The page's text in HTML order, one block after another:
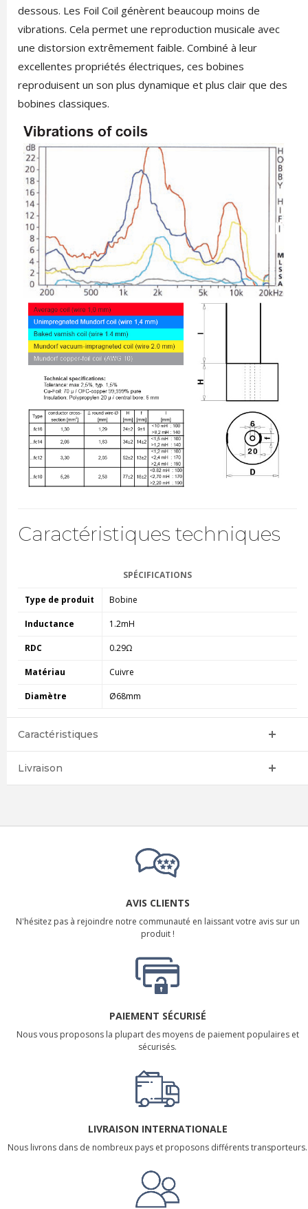
dessous. Les Foil Coil génèrent beaucoup moins de
vibrations. Cela permet une reproduction musicale avec
une distorsion extrêmement faible. Combiné à leur
excellentes propriétés électriques, ces bobines
reproduisent un son plus dynamique et plus clair que des
bobines classiques.
Caractéristiques techniques
SPÉCIFICATIONS
Type de produit Bobine
Inductance 1.2mH
RDC 0.29Ω
Matériau Cuivre
Diamètre Ø68mm
Caractéristiques
Livraison
AVIS CLIENTS
N'hésitez pas à rejoindre notre communauté en laissant votre avis sur un
produit !
PAIEMENT SÉCURISÉ
Nous vous proposons la plupart des moyens de paiement populaires et
sécurisés.
LIVRAISON INTERNATIONALE
Nous livrons dans de nombreux pays et proposons différents transporteurs.